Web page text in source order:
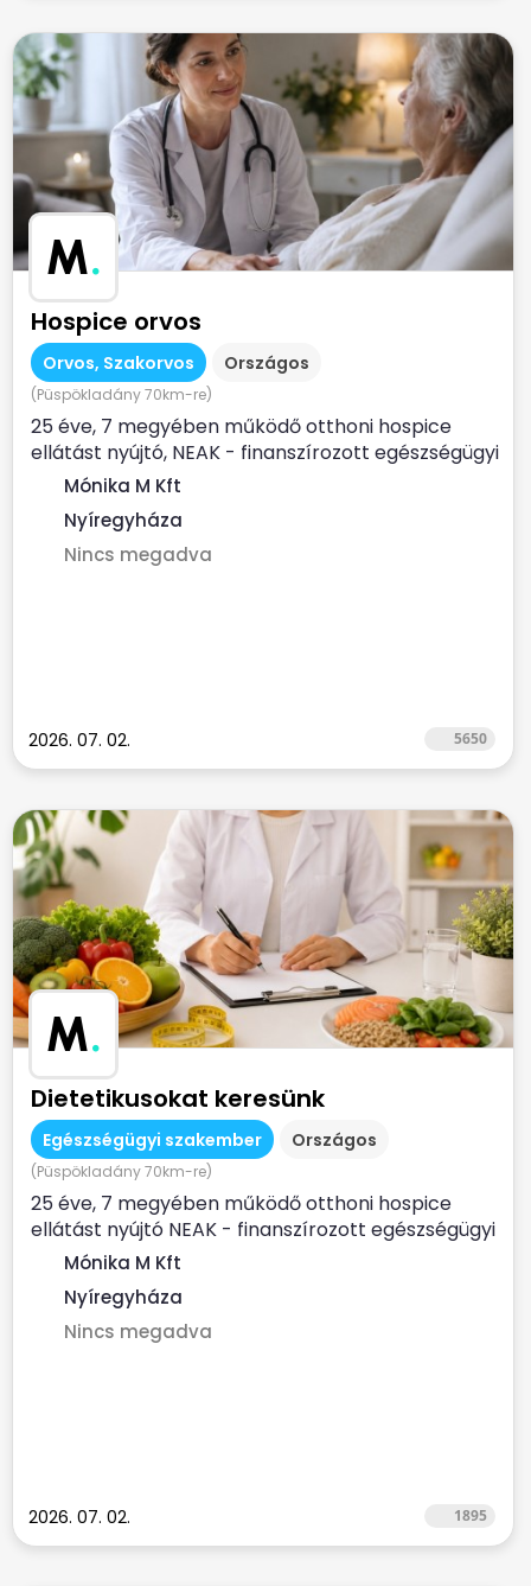
M.
Hospice orvos
Orvos, Szakorvos Országos
(Püspökladány 70km-re)
25 éve, 7 megyében működő otthoni hospice
ellátást nyújtó, NEAK - finanszírozott egészségügyi
szolgálat...
Mónika M Kft
Nyíregyháza
Nincs megadva
2026. 07. 02. 5650
M.
Dietetikusokat keresünk
Egészségügyi szakember Országos
(Püspökladány 70km-re)
25 éve, 7 megyében működő otthoni hospice
ellátást nyújtó NEAK - finanszírozott egészségügyi
szolgálat...
Mónika M Kft
Nyíregyháza
Nincs megadva
2026. 07. 02. 1895